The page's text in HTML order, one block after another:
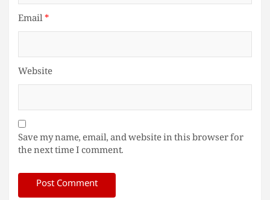
Email*
Website
Save my name, email, and website in this browser for
the next time I comment.